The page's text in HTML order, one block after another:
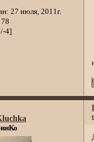
: 27 июля, 2011г.
4]